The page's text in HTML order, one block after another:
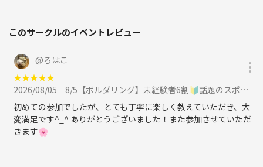
このサークルのイベントレビュー
@ろはこ
★★★★★
2026/08/05
8/5【ボルダリング】未経験者6割🔰話題のスポーツを体験✨@高田馬場【第1275回】に参加
初めての参加でしたが、とても丁寧に楽しく教えていただき、大
変満足です^_^ ありがとうございました！また参加させていただ
きます🌸